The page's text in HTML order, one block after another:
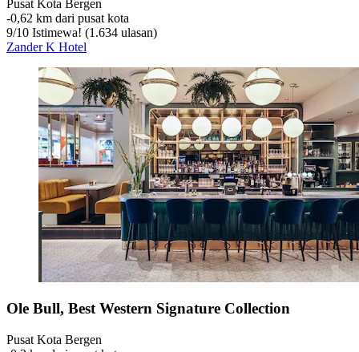
Pusat Kota Bergen
‐0,62 km dari pusat kota
9/10 Istimewa! (1.634 ulasan)
Zander K Hotel
Ole Bull, Best Western Signature Collection
Pusat Kota Bergen